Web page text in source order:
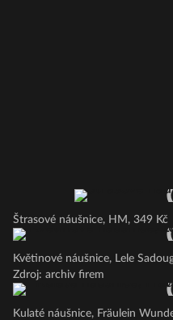
Štrasové náušnice, HM, 349 Kč
Květinové náušnice, Lele
Zdroj: archiv firem
Kulaté náušnice, Fräulein